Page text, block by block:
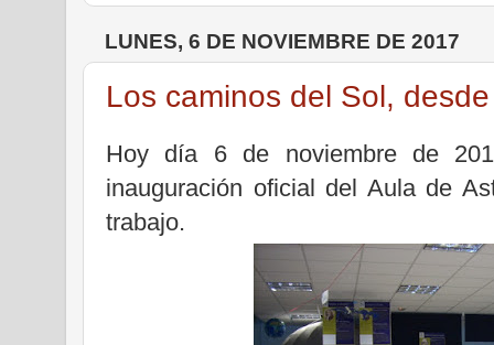
LUNES, 6 DE NOVIEMBRE DE 2017
Los caminos del Sol,
Hoy día 6 de noviembre de
inauguración oficial del Aula de
trabajo.